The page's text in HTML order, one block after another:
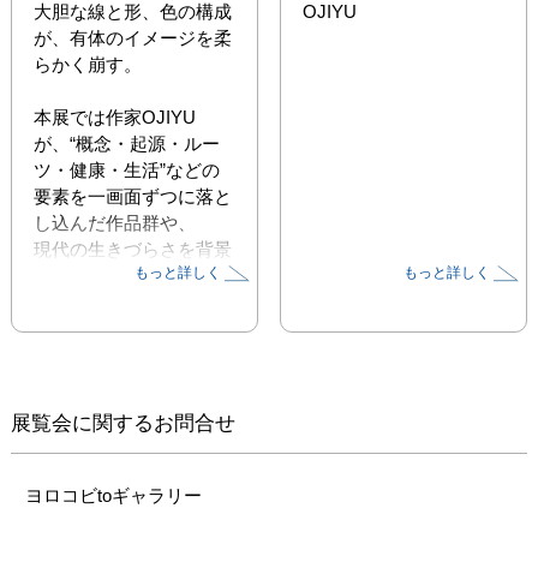
大胆な線と形、色の構成
が、有体のイメージを柔
らかく崩す。
本展では作家OJIYU
が、“概念・起源・ルー
ツ・健康・生活”などの
要素を一画面ずつに落と
し込んだ作品群や、
現代の生きづらさを背景
に「幸福」「理想」を探
「気ままなヒト像」シリ
た静物表現に取り組む。
祖先から現代へと受け継
がれ、形を変えつつ今に
もっと詳しく
OJIYU
もっと詳しく
展覧会に関するお問合せ
ヨロコビtoギャラリー